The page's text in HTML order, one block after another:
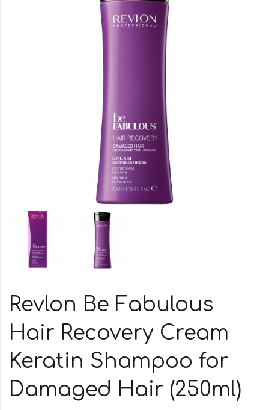
Revlon Be Fabulous
Hair Recovery Cream
Keratin Shampoo for
Damaged Hair (250ml)